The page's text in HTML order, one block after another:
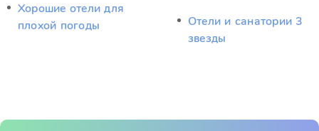
Хорошие отели для
плохой погоды
Отели и санатории 3
звезды